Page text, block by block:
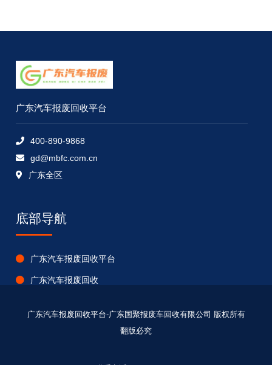
广东汽车报废回收平台
400-890-9868
gd@mbfc.com.cn
广东全区
底部导航
广东汽车报废回收平台
广东汽车报废回收
广东汽车报废回收平台-广东国聚报废车回收有限公司 版权所有
翻版必究